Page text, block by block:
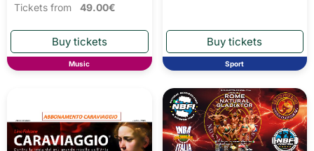
Tickets from 49.00€
Music Sport